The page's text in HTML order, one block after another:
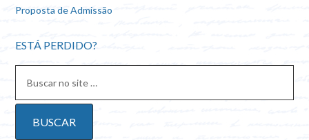
Proposta de Admissão
ESTÁ PERDIDO?